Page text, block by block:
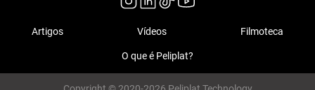
Artigos Vídeos Filmoteca
O que é Peliplat?